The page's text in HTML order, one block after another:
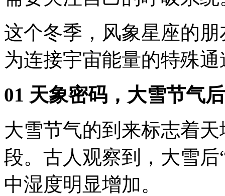
这个冬季，风象星座的
为连接宇宙能量的特殊通
01 天象密码，大雪节气
大雪节气的到来标志着
段。古人观察到，大雪
中湿度明显增加。